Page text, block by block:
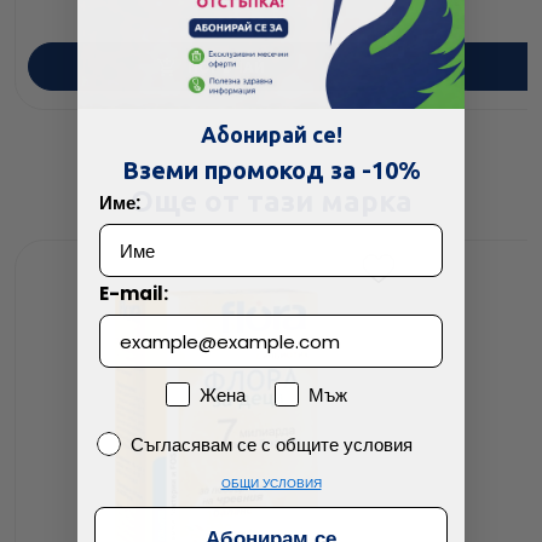
ПОРЪЧАЙ
Още от тази марка
Абонирай се!
Вземи промокод за -10%
Име:
E-mail:
ПолЖена
Мъж
Съгласявам се с общите условия
Съгласявам се с общите условия
ОБЩИ УСЛОВИЯ